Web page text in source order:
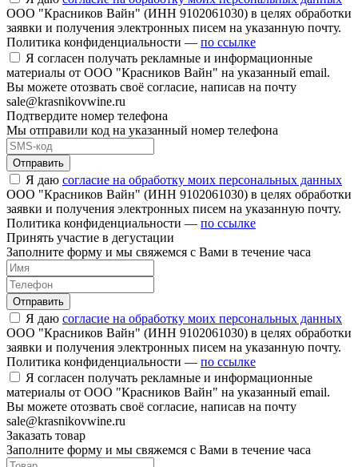
ООО "Красников Вайн" (ИНН 9102061030) в целях обработки
заявки и получения электронных писем на указанную почту.
Политика конфиденциальности — по ссылке
Я согласен получать рекламные и информационные
материалы от ООО "Красников Вайн" на указанный email.
Вы можете отозвать своё согласие, написав на почту
sale@krasnikovwine.ru
Подтвердите номер телефона
Мы отправили код на указанный номер телефона
Отправить
Я даю согласие на обработку моих персональных данных
ООО "Красников Вайн" (ИНН 9102061030) в целях обработки
заявки и получения электронных писем на указанную почту.
Политика конфиденциальности — по ссылке
Принять участие в дегустации
Заполните форму и мы свяжемся с Вами в течение часа
Отправить
Я даю согласие на обработку моих персональных данных
ООО "Красников Вайн" (ИНН 9102061030) в целях обработки
заявки и получения электронных писем на указанную почту.
Политика конфиденциальности — по ссылке
Я согласен получать рекламные и информационные
материалы от ООО "Красников Вайн" на указанный email.
Вы можете отозвать своё согласие, написав на почту
sale@krasnikovwine.ru
Заказать товар
Заполните форму и мы свяжемся с Вами в течение часа